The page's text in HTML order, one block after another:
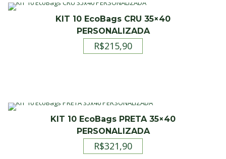
KIT 10 EcoBags CRU 35×40
PERSONALIZADA
R$215,90
KIT 10 EcoBags PRETA 35×40
PERSONALIZADA
R$321,90